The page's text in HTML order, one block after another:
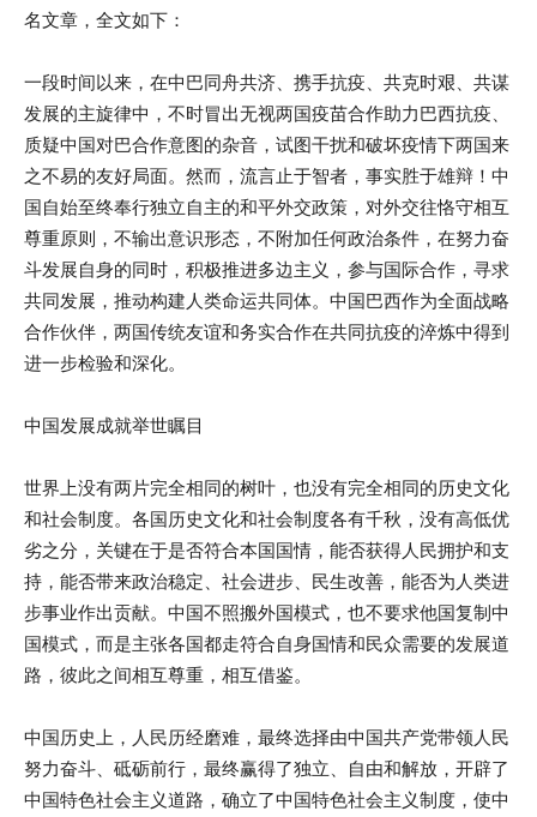
名文章，全文如下：
一段时间以来，在中巴同舟共济、携手抗疫、共克时艰、共谋
发展的主旋律中，不时冒出无视两国疫苗合作助力巴西抗疫、
质疑中国对巴合作意图的杂音，试图干扰和破坏疫情下两国来
之不易的友好局面。然而，流言止于智者，事实胜于雄辩！中
国自始至终奉行独立自主的和平外交政策，对外交往恪守相互
尊重原则，不输出意识形态，不附加任何政治条件，在努力奋
斗发展自身的同时，积极推进多边主义，参与国际合作，寻求
共同发展，推动构建人类命运共同体。中国巴西作为全面战略
合作伙伴，两国传统友谊和务实合作在共同抗疫的淬炼中得到
进一步检验和深化。
中国发展成就举世瞩目
世界上没有两片完全相同的树叶，也没有完全相同的历史文化
和社会制度。各国历史文化和社会制度各有千秋，没有高低优
劣之分，关键在于是否符合本国国情，能否获得人民拥护和支
持，能否带来政治稳定、社会进步、民生改善，能否为人类进
步事业作出贡献。中国不照搬外国模式，也不要求他国复制中
国模式，而是主张各国都走符合自身国情和民众需要的发展道
路，彼此之间相互尊重，相互借鉴。
中国历史上，人民历经磨难，最终选择由中国共产党带领人民
努力奋斗、砥砺前行，最终赢得了独立、自由和解放，开辟了
中国特色社会主义道路，确立了中国特色社会主义制度，使中